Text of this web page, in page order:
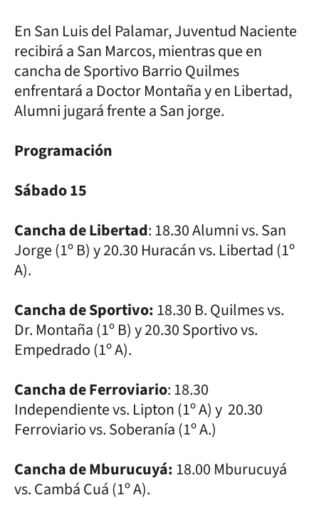
En San Luis del Palamar, Juventud Naciente
recibirá a San Marcos, mientras que en
cancha de Sportivo Barrio Quilmes
enfrentará a Doctor Montaña y en Libertad,
Alumni jugará frente a San jorge.
Programación
Sábado 15
Cancha de Libertad: 18.30 Alumni vs. San
Jorge (1º B) y 20.30 Huracán vs. Libertad (1º
A).
Cancha de Sportivo:18.30 B. Quilmes vs.
Dr. Montaña (1º B) y 20.30 Sportivo vs.
Empedrado (1º A).
Cancha de Ferroviario: 18.30
Independiente vs. Lipton (1º A) y 20.30
Ferroviario vs. Soberanía (1º A.)
Cancha de Mburucuyá:18.00 Mburucuyá
vs. Cambá Cuá (1º A).